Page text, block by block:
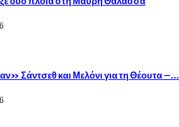
Σάντσεθ και Μελόνι για τη Θέουτα –…